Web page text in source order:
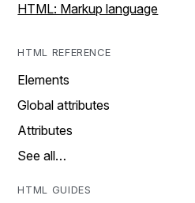
HTML: Markup language
HTML REFERENCE
Elements
Global attributes
Attributes
See all…
HTML GUIDES